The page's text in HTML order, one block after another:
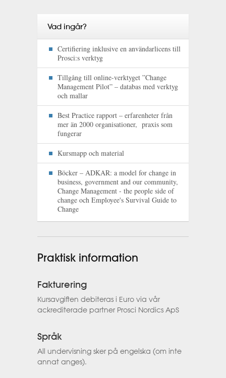
Vad ingår?
Certifiering inklusive en användarlicens till
Prosci:s verktyg
Tillgång till online-verktyget ”Change
Management Pilot” – databas med verktyg
och mallar
Best Practice rapport – erfarenheter från
mer än 2000 organisationer, praxis som
fungerar
Kursmapp och material
Böcker – ADKAR: a model for change in
business, government and our community,
Change Management - the people side of
change och Employee's Survival Guide to
Change
Praktisk information
Fakturering
Kursavgiften debiteras i Euro via vår
ackrediterade partner Prosci Nordics ApS
Språk
All undervisning sker på engelska (om inte
annat anges).